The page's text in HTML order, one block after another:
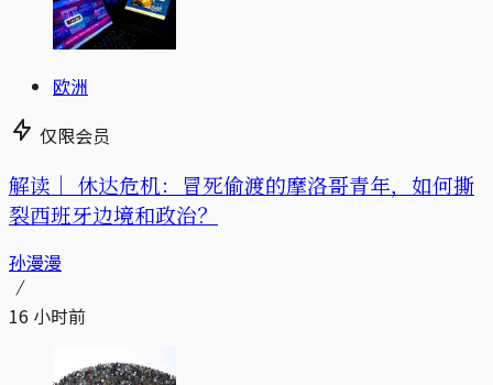
欧洲
仅限会员
解读｜ 休达危机：冒死偷渡的摩洛哥青年，如何撕
裂西班牙边境和政治？
孙漫漫
16 小时前